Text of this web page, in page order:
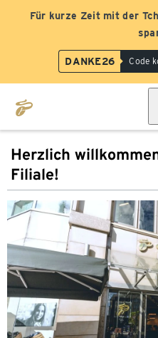
Für kurze Zeit mit der
DANKE26 Code
Herzlich
Filiale!